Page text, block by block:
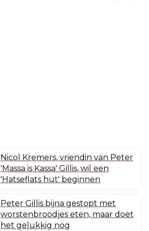
Nicol Kremers, vriendin van Peter
'Massa is Kassa' Gillis, wil een
'Hatseflats hut' beginnen
Peter Gillis bijna gestopt met
worstenbroodjes eten, maar doet
het gelukkig nog